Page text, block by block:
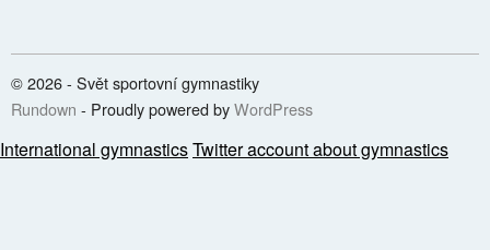
© 2026 - Svět sportovní gymnastiky
Rundown - Proudly powered byWordPress
International gymnasticsTwitter account about gymnastics